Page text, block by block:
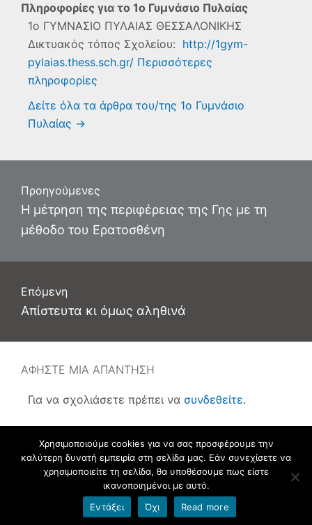
Πληροφορίες για το 1ο Γυμνάσιο Πυλαίας
1ο ΓΥΜΝΑΣΙΟ ΠΥΛΑΙΑΣ ΘΕΣΣΑΛΟΝΙΚΗΣ
Δικτυακός τόπος Σχολείου: http://1gym-
pylaias.thess.sch.gr/ Περισσότερες
πληροφορίες
Δείτε όλα τα άρθρα του/της 1ο Γυμνάσιο
Πυλαίας →
άρθρων
Προηγούμενες
Προηγούμενο
άρθρο:
Η μέτρηση της περιφέρειας της Γης με τη
μέθοδο του Ερατοσθένη
Επόμενη
Επόμενο
Απίστευτα κι όμως αληθινά
ΑΦΉΣΤΕ ΜΙΑ ΑΠΆΝΤΗΣΗ
Για να σχολιάσετε πρέπει να συνδεθείτε.
Φιλοξενείται στο https://blogs.sch.gr
. Θέμα εμφάνισης Flat-sch.
Βασισμένο στοFlat
Όροι χρήσης blogs.sch.gr|Δήλωση προσβασιμότητας
Χρησιμοποιούμε cookies για να σας προσφέρουμε την
καλύτερη δυνατή εμπειρία στη σελίδα μας. Εάν συνεχίσετε να
χρησιμοποιείτε τη σελίδα, θα υποθέσουμε πως είστε
ικανοποιημένοι με αυτό.
Εντάξει
Όχι Read more